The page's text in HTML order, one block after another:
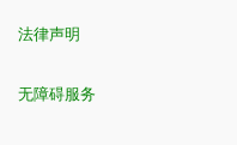
法律声明
无障碍服务